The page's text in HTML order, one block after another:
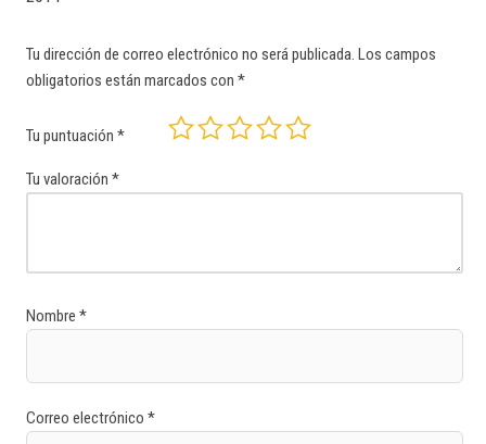
Tu dirección de correo electrónico no será publicada. Los campos
obligatorios están marcados con *
Tu puntuación *
Tu valoración *
Nombre *
Correo electrónico *